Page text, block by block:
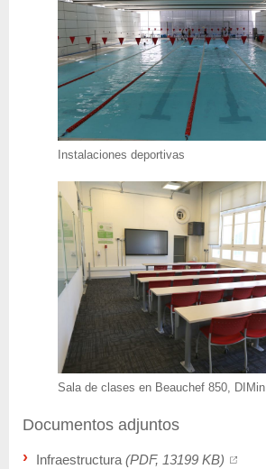
Instalaciones deportivas
Sala de clases en Beauchef 850, DIMin
Documentos adjuntos
Infraestructura (PDF, 13199 KB)